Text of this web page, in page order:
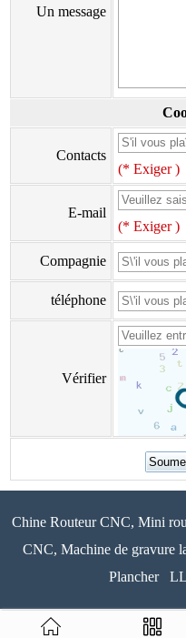
Un message
Contacts
(* Exiger )
E-mail
(* Exiger )
Compagnie
téléphone
Vérifier
Chine Routeur CNC, Mini
CNC, Machine de gravure
Plancher